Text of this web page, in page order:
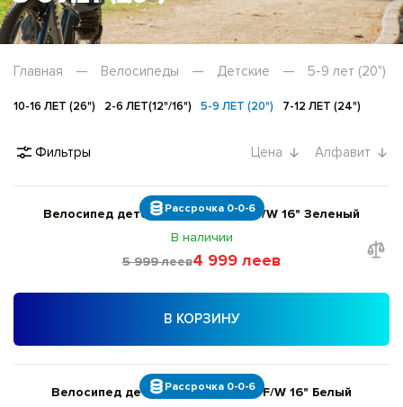
Главная — Велосипеды — Детские — 5-9 лет (20")
10-16 ЛЕТ (26") 2-6 ЛЕТ(12"/16") 5-9 ЛЕТ (20") 7-12 ЛЕТ (24")
Фильтры Цена Алфавит
Рассрочка 0-0-6
Велосипед детский Giant ARX 16 F/W 16" Зеленый
В наличии
5 999 леев4 999 леев
В КОРЗИНУ
Рассрочка 0-0-6
Велосипед детский Giant ARX 16 F/W 16" Белый